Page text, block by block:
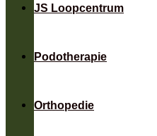
JS Loopcentrum
Podotherapie
Orthopedie